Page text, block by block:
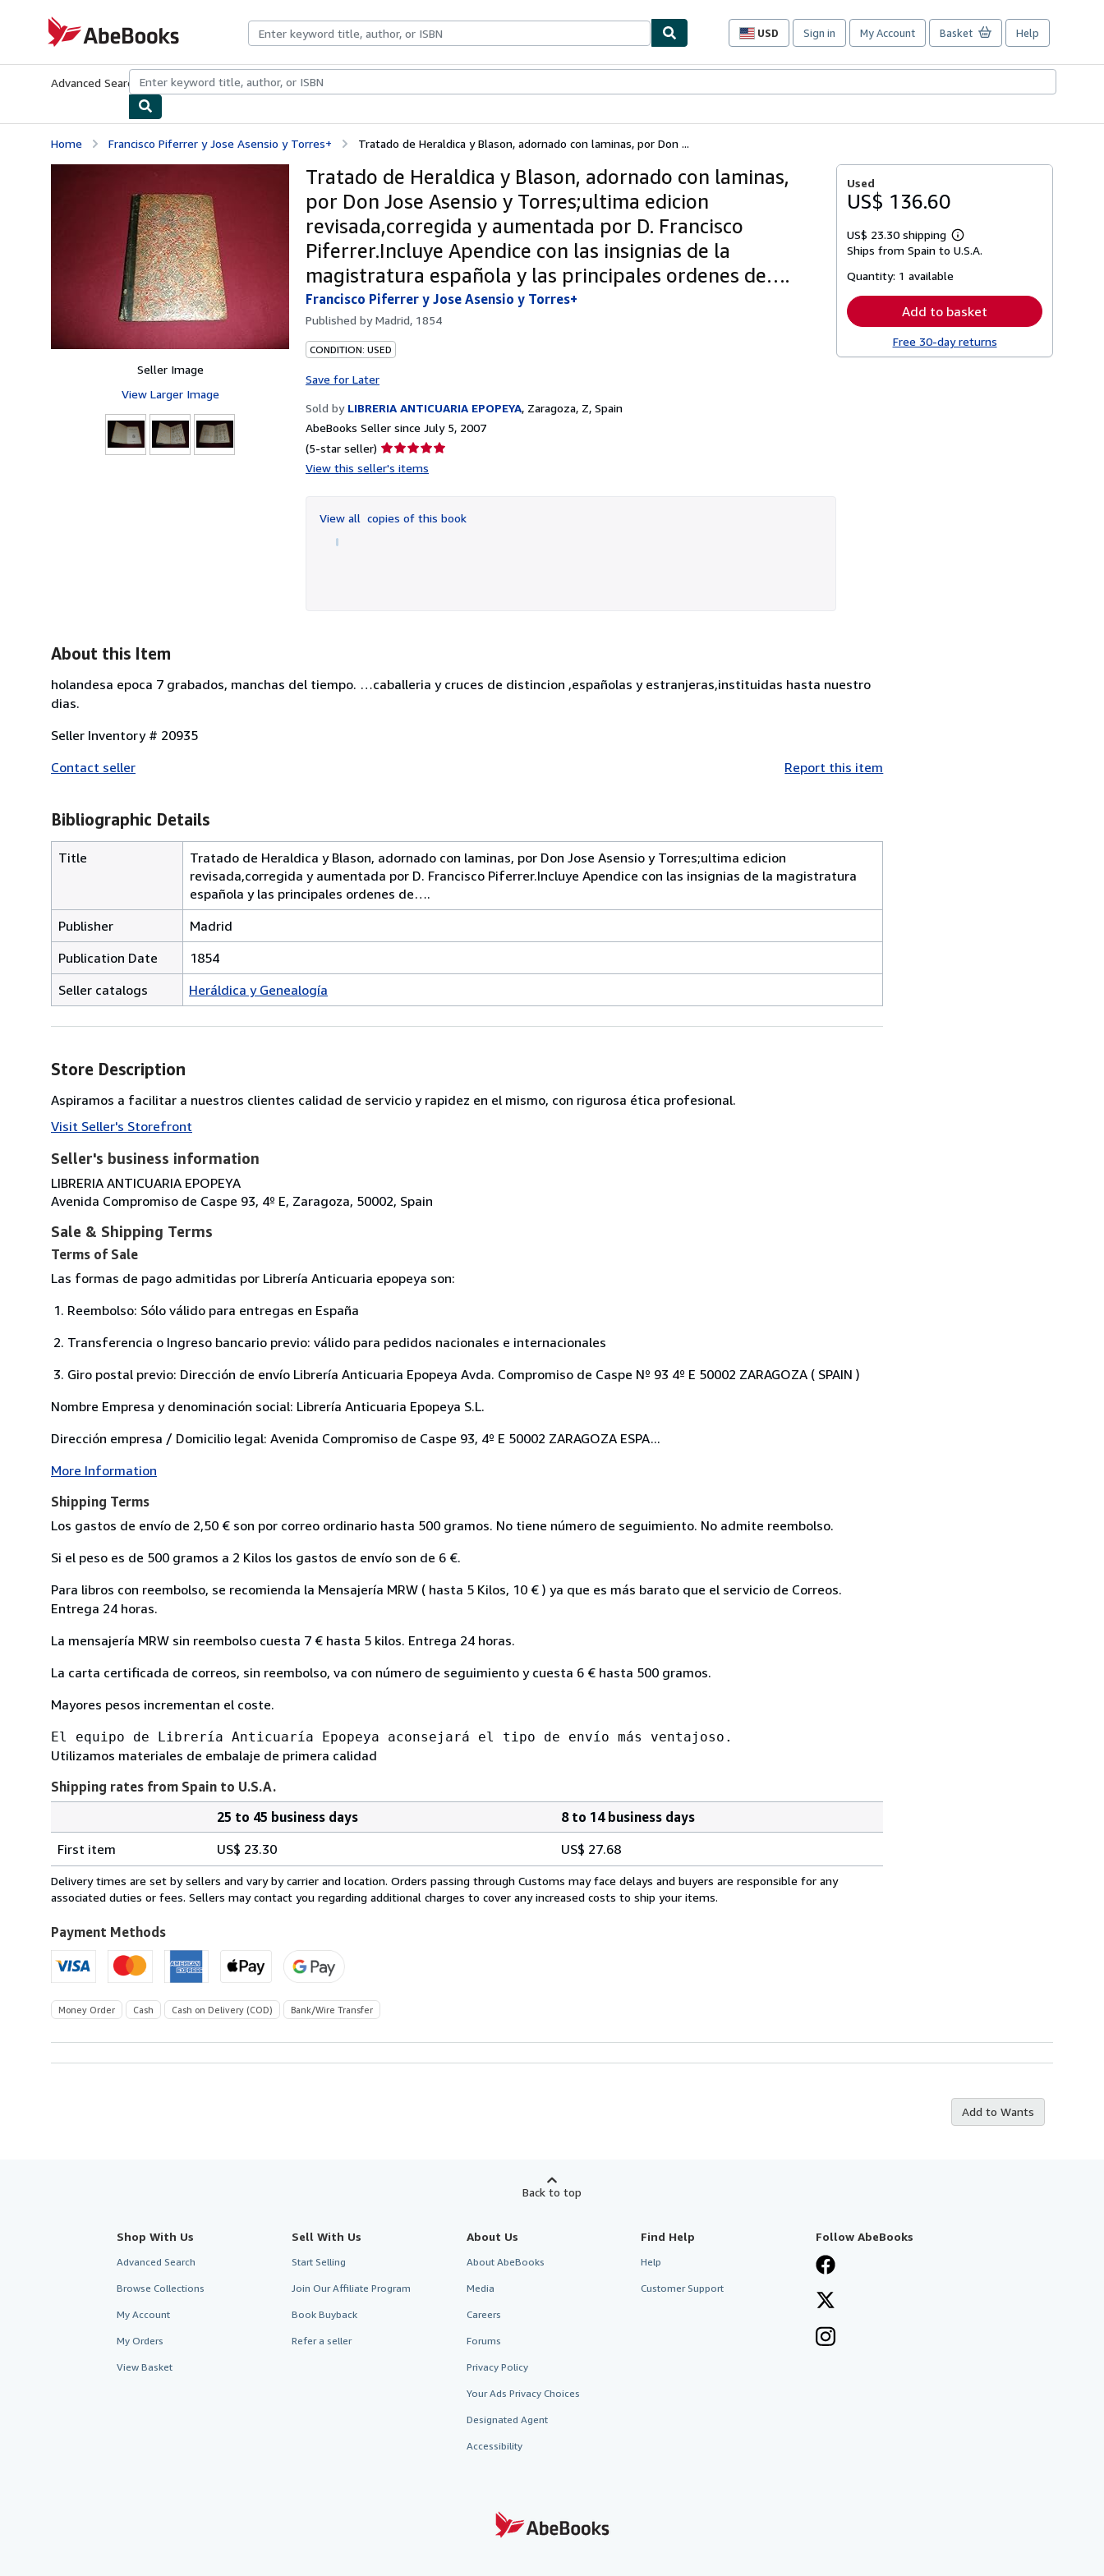
AbeBooks.com
USD
Site
preferences
Sign in My Account Basket Help
Advanced Search Browse CollectionsRare BooksArt & Collectibles
Home Francisco Piferrer y Jose Asensio y Torres+ Tratado de Heraldica y Blason, adornado con laminas, por Don ...
Seller Image
View Larger Image
Tratado de Heraldica y Blason, adornado con laminas,
por Don Jose Asensio y Torres;ultima edicion
revisada,corregida y aumentada por D. Francisco
Piferrer.Incluye Apendice con las insignias de la
magistratura española y las principales ordenes de….
Francisco Piferrer y Jose Asensio y Torres+
Published byMadrid, 1854
CONDITION: USED
Save for Later
Sold by LIBRERIA ANTICUARIA EPOPEYA, Zaragoza, Z, Spain
AbeBooks Seller since July 5, 2007
(5-star seller) Seller
rating
of
5
View this seller's items
View all copies of this book
Used
US$ 136.60
US$ 23.30 shipping
Learn
more
Ships from Spain to U.S.A.
Quantity: 1 available
Add to basket
Free 30-day returns
About this Item
holandesa epoca 7 grabados, manchas del tiempo. …caballeria y cruces de distincion ,españolas y estranjeras,instituidas hasta nuestro
dias.
Seller Inventory # 20935
Contact seller
Report this item
Bibliographic Details
Title
Tratado de Heraldica y Blason, adornado con laminas, por Don Jose Asensio y Torres;ultima edicion
revisada,corregida y aumentada por D. Francisco Piferrer.Incluye Apendice con las insignias de la magistratura
española y las principales ordenes de….
Publisher
Madrid
Publication Date
1854
Seller catalogs
Heráldica y Genealogía
Store Description
Aspiramos a facilitar a nuestros clientes calidad de servicio y rapidez en el mismo, con rigurosa ética profesional.
Visit Seller's Storefront
Seller's business information
LIBRERIA ANTICUARIA EPOPEYA
Avenida Compromiso de Caspe 93, 4º E, Zaragoza, 50002, Spain
Sale & Shipping Terms
Terms of Sale
Las formas de pago admitidas por Librería Anticuaria epopeya son:
Reembolso: Sólo válido para entregas en España
Transferencia o Ingreso bancario previo: válido para pedidos nacionales e internacionales
Giro postal previo: Dirección de envío Librería Anticuaria Epopeya Avda. Compromiso de Caspe Nº 93 4º E 50002 ZARAGOZA ( SPAIN )
Nombre Empresa y denominación social: Librería Anticuaria Epopeya S.L.
Dirección empresa / Domicilio legal: Avenida Compromiso de Caspe 93, 4º E 50002 ZARAGOZA ESPA...
More Information
Shipping Terms
Los gastos de envío de 2,50 € son por correo ordinario hasta 500 gramos. No tiene número de seguimiento. No admite reembolso.
Si el peso es de 500 gramos a 2 Kilos los gastos de envío son de 6 €.
Para libros con reembolso, se recomienda la Mensajería MRW ( hasta 5 Kilos, 10 € ) ya que es más barato que el servicio de Correos.
Entrega 24 horas.
La mensajería MRW sin reembolso cuesta 7 € hasta 5 kilos. Entrega 24 horas.
La carta certificada de correos, sin reembolso, va con número de seguimiento y cuesta 6 € hasta 500 gramos.
Mayores pesos incrementan el coste.
El equipo de Librería Anticuaría Epopeya aconsejará el tipo de envío más ventajoso.
Utilizamos materiales de embalaje de primera calidad
Shipping rates from Spain to U.S.A.
rates
from
Spain
U.S.A.
25 to 45 business days
8 to 14 business days
First item
US$ 23.30 US$ 27.68
Delivery times are set by sellers and vary by carrier and location. Orders passing through Customs may face delays and buyers are responsible for any
associated duties or fees. Sellers may contact you regarding additional charges to cover any increased costs to ship your items.
Payment Methods
Money Order Cash Cash on Delivery (COD) Bank/Wire Transfer
Add to Wants
Back to top
Shop With Us
Advanced Search
Browse Collections
My Account
My Orders
View Basket
Sell With Us
Start Selling
Join Our Affiliate Program
Book Buyback
Refer a seller
About Us
About AbeBooks
Media
Careers
Forums
Privacy Policy
Your Ads Privacy Choices
Designated Agent
Accessibility
Find Help
Help
Customer Support
Follow AbeBooks